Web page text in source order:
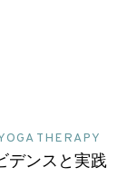
THERAPY
デンスと実践